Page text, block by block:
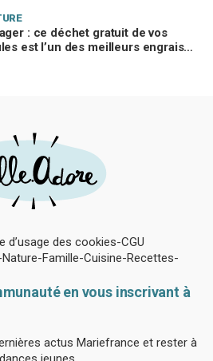
: ce déchet gratuit de vos
est l’un des meilleurs engrais
d’usage des cookies CGU
Nature Famille Cuisine Recettes
en vous inscrivant à
actus Mariefrance et rester à